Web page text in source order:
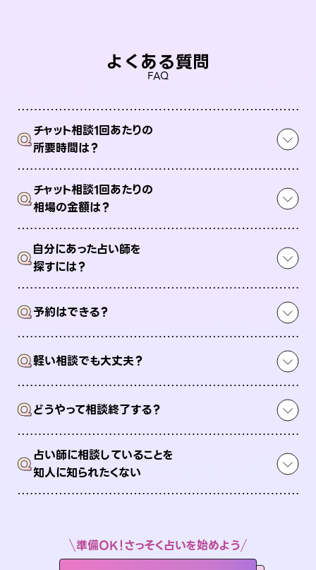
よくある質問
FAQ
Qチャット相談1回あたりの
所要時間は？
Qチャット相談1回あたりの
相場の金額は？
Q自分にあった占い師を
探すには？
Q予約はできる？
Q軽い相談でも大丈夫？
Qどうやって相談終了する？
Q占い師に相談していることを
知人に知られたくない
準備OK！さっそく占いを始めよう